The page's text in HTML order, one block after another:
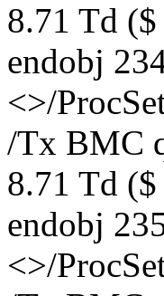
8.71 Td
endobj
<>/
/Tx BMC
8.71 Td
endobj
<>/